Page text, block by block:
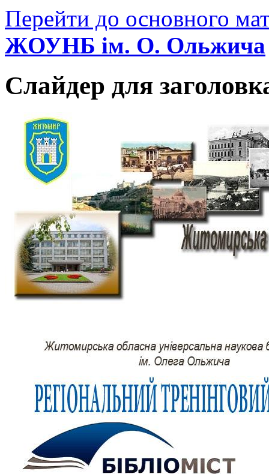
Перейти до основного
ЖОУНБ ім. О. Ольжича
Слайдер для